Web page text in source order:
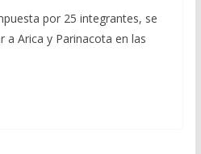
por 25 integrantes, se
a Arica y Parinacota en las